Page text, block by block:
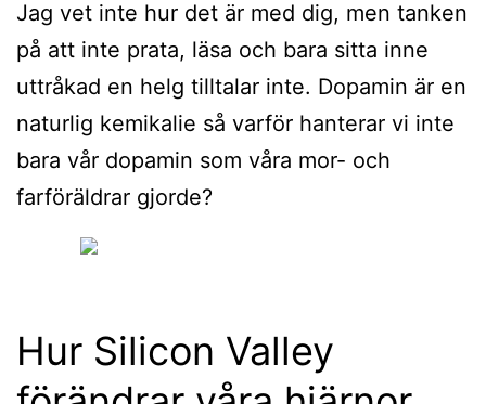
Jag vet inte hur det är med dig, men tanken
på att inte prata, läsa och bara sitta inne
uttråkad en helg tilltalar inte. Dopamin är en
naturlig kemikalie så varför hanterar vi inte
bara vår dopamin som våra mor- och
farföräldrar gjorde?
Hur Silicon Valley